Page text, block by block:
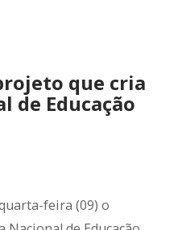
que cria
de Educação
feira (09) o